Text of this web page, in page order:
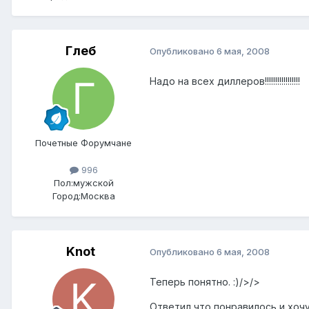
Глеб
Почетные Форумчане
996
Пол:мужской
Город:Москва
Опубликовано 6 мая, 2008
Надо на всех диллеров!!!!!!!!!!!!!!!!!
Knot Опубликовано 6 мая, 2008
Теперь понятно. :)/>/>
Ответил что понравилось и